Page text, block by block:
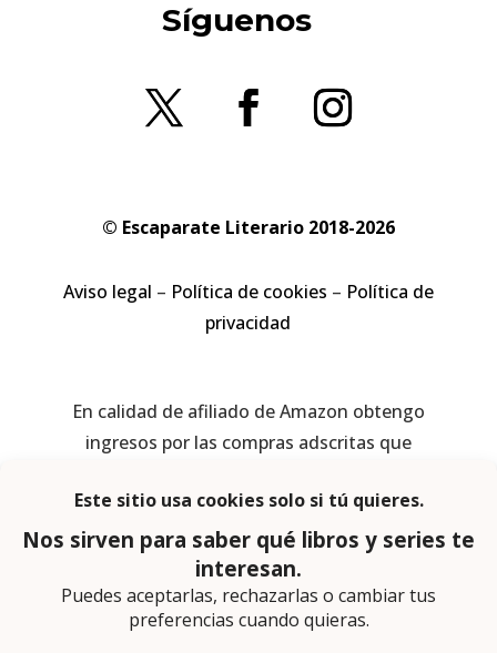
Síguenos
© Escaparate Literario 2018-2026
Aviso legal – Política de cookies – Política de
privacidad
En calidad de afiliado de Amazon obtengo
ingresos por las compras adscritas que
Página web diseñada por